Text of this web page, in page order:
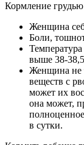
Кормление
Женщина
Боли,
выше 38-
Женщина не
веществ с
может их
она может,
в сутки.